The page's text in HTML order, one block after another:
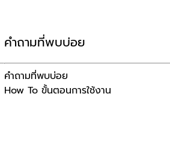
คำถามที่พบบ่อย
คำถามที่พบบ่อย
How To ขั้นตอนการใช้งาน